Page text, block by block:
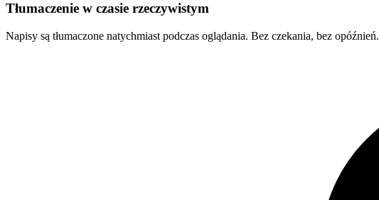
Tłumaczenie w czasie rzeczywistym
Napisy są tłumaczone natychmiast podczas oglądania. Bez czekania, bez opóźnień.